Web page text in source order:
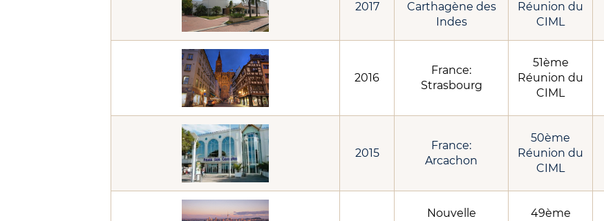
2017
Carthagène des
Indes
Réunion du
CIML
2016
France:
Strasbourg
51ème
Réunion du
CIML
2015
France:
Arcachon
50ème
Réunion du
CIML
Nouvelle
49ème